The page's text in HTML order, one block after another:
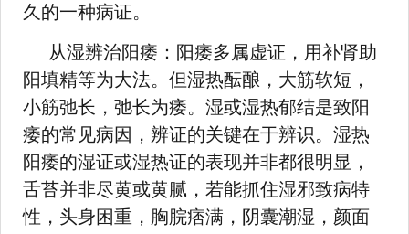
久的一种病证。
从湿辨治阳痿：阳痿多属虚证，用补肾助
阳填精等为大法。但湿热酝酿，大筋软短，
小筋弛长，弛长为痿。湿或湿热郁结是致阳
痿的常见病因，辨证的关键在于辨识。湿热
阳痿的湿证或湿热证的表现并非都很明显，
舌苔并非尽黄或黄腻，若能抓住湿邪致病特
性，头身困重，胸脘痞满，阴囊潮湿，颜面